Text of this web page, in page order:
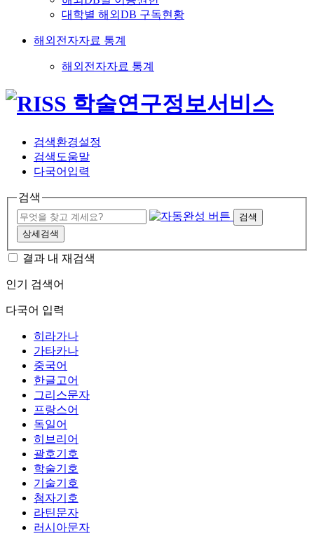
대학별 해외DB 구독현황
해외전자자료 통계
해외전자자료 통계
검색환경설정
검색도움말
다국어입력
검색
검색
상세검색
결과 내 재검색
인기 검색어
다국어 입력
히라가나
가타카나
중국어
한글고어
그리스문자
프랑스어
독일어
히브리어
괄호기호
학술기호
기술기호
첨자기호
라틴문자
러시아문자